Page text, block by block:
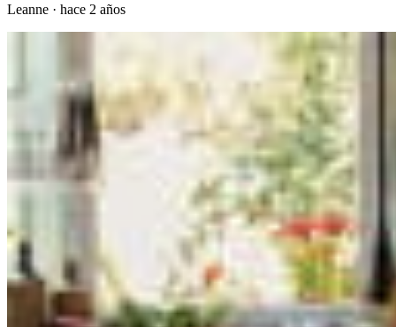
Leanne · hace 2 años